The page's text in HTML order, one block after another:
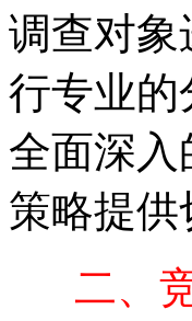
调查对象
行专业的
全面深
策略提供
二、竞